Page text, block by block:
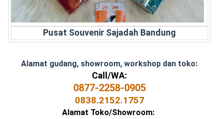
Pusat Souvenir Sajadah Bandung
Alamat gudang, showroom, workshop dan toko:
Call/WA:
0877-2258-0905
0838.2152.1757
Alamat Toko/Showroom: